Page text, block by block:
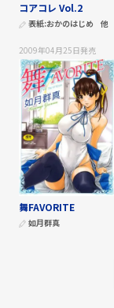
コアコレ Vol.2
表紙:おかのはじめ 他
2009年04月25日発売
舞FAVORITE
如月群真